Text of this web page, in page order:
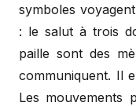
symboles
: le salut à trois
paille sont des
communiquent. Il
Les mouvements